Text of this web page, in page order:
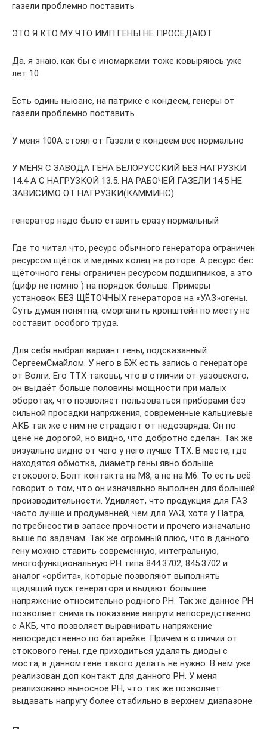
газели проблемно поставить
ЭТО Я КТО МУ ЧТО ИМП.ГЕНЫ НЕ ПРОСЕДАЮТ
Да, я знаю, как бы с иномарками тоже ковыряюсь уже
лет 10
Есть одинь ньюанс, на патрике с кондеем, генеры от
газели проблемно поставить
У меня 100А стоял от Газели с кондеем все нормально
У МЕНЯ С ЗАВОДА ГЕНА БЕЛОРУССКИЙ БЕЗ НАГРУЗКИ
14.4 А С НАГРУЗКОЙ 13.5. НА РАБОЧЕЙ ГАЗЕЛИ 14.5 НЕ
ЗАВИСИМО ОТ НАГРУЗКИ(КАММИНС)
генератор надо было ставить сразу нормальный
Где то читал что, ресурс обычного генератора ограничен
ресурсом щёток и медных колец на роторе. А ресурс бес
щёточного гены ограничен ресурсом подшипников, а это
(цифр не помню ) на порядок больше. Примеры
установок БЕЗ ЩЁТОЧНЫХ генераторов на «УАЗ»огены.
Суть думая понятна, сморганить кронштейн по месту не
составит особого труда.
Для себя выбрал вариант гены, подсказанный
СергеемСмайлом. У него в БЖ есть запись о генераторе
от Волги. Его ТТХ таковы, что в отличии от уазовского,
он выдаёт больше половины мощности при малых
оборотах, что позволяет пользоваться приборами без
сильной просадки напряжения, современные кальциевые
АКБ так же с ним не страдают от недозаряда. Он по
цене не дорогой, но видно, что добротно сделан. Так же
визуально видно от чего у него лучше ТТХ. В месте, где
находятся обмотка, диаметр гены явно больше
стокового. Болт контакта на М8, а не на М6. То есть всё
говорит о том, что он изначально выполнен для большей
производительности. Удивляет, что продукция для ГАЗ
часто лучше и продуманней, чем для УАЗ, хотя у Патра,
потребнеости в запасе прочности и прочего изначально
выше по задачам. Так же огромный плюс, что в данного
гену можно ставить современную, интегральную,
многофункциональную РН типа 844.3702, 845.3702 и
аналог «орбита», которые позволяют выполнять
щадящий пуск генератора и выдают большее
напряжение относительно родного РН. Так же данное РН
позволяет снимать показание напруги непосредственно
с АКБ, что позволяет выравнивать напряжение
непосредственно по батарейке. Причём в отличии от
стокового гены, где приходиться удалять диоды с
моста, в данном гене такого делать не нужно. В нём уже
реализован доп контакт для данного РН. У меня
реализовано выносное РН, что так же позволяет
выдавать напругу более стабильно в верхнем диапазоне.